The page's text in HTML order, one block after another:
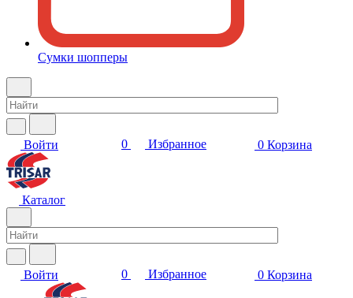
Сумки шопперы
Войти 0 Избранное 0 Корзина
Каталог
Войти 0 Избранное 0 Корзина